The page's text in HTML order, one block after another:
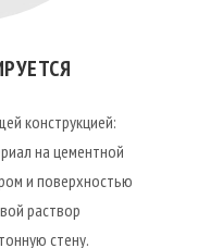
конструкцией:
на цементной
и поверхностью
раствор
стену.